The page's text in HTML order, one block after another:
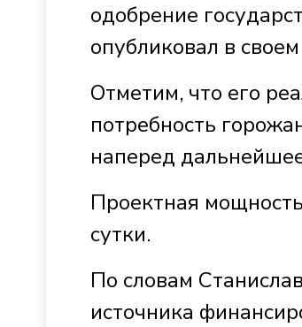
одобрение
опубликовал в
Отметим, что его
потребность
наперед
Проектная
сутки.
По словам
источника